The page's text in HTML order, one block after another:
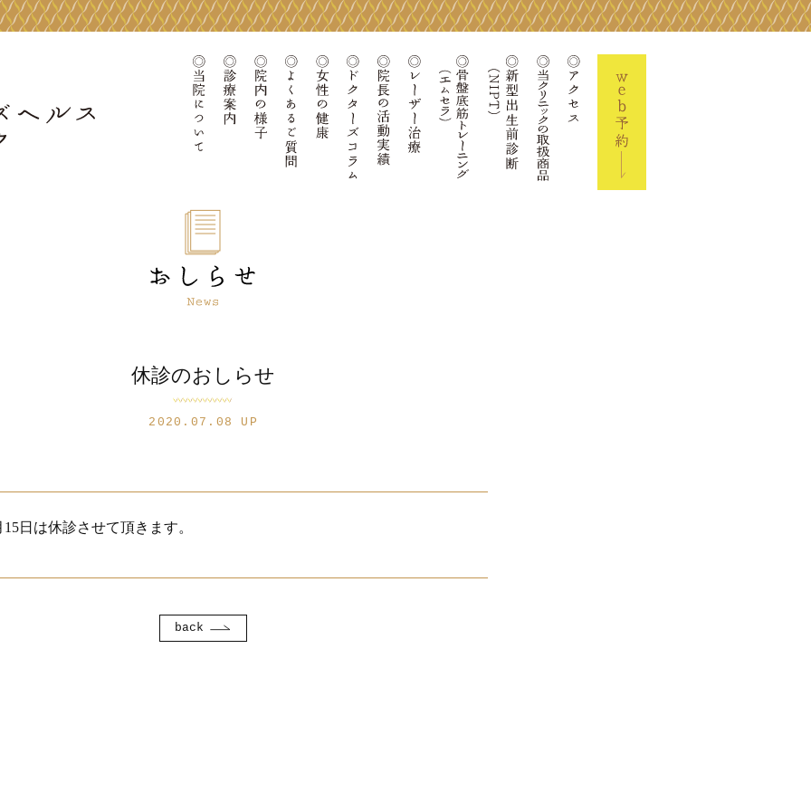
当クリニックの取扱商品
骨盤底筋トレーニング(エムセラ)
レーザー治療
院長の活動実績
ドクターズコラム
女性の健康
よくあるご質問
院内の様子
診療案内
当院について
休診のおしらせ
2020.07.08 UP
日は休診させて頂きます。
back